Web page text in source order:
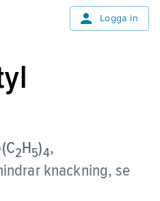
Logga in
2H5)4,
knackning, se